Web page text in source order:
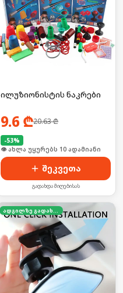
ილუზიონისტის ნაკრები
9.6 ₾20.63₾
-53%
🛒 ბოლო 24სთ-ში იყიდა 18-მა
შეკვეთა
გადახდა მიღებისას
ადგილზე გადახდა